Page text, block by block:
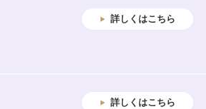
詳しくはこちら
詳しくはこちら